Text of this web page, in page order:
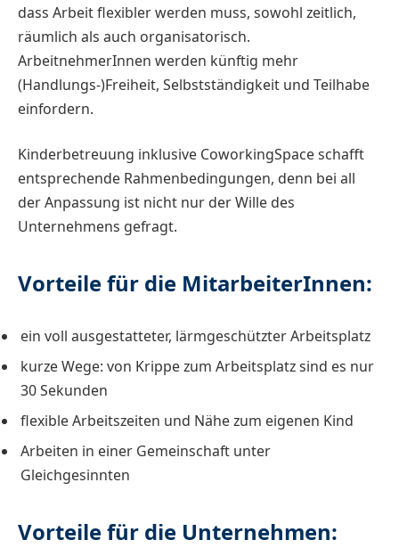
dass Arbeit flexibler werden muss, sowohl zeitlich,
räumlich als auch organisatorisch.
ArbeitnehmerInnen werden künftig mehr
(Handlungs-)Freiheit, Selbstständigkeit und Teilhabe
einfordern.
Kinderbetreuung inklusive CoworkingSpace schafft
entsprechende Rahmenbedingungen, denn bei all
der Anpassung ist nicht nur der Wille des
Unternehmens gefragt.
Vorteile für die MitarbeiterInnen:
ein voll ausgestatteter, lärmgeschützter Arbeitsplatz
kurze Wege: von Krippe zum Arbeitsplatz sind es nur
30 Sekunden
flexible Arbeitszeiten und Nähe zum eigenen Kind
Arbeiten in einer Gemeinschaft unter
Gleichgesinnten
Vorteile für die Unternehmen: